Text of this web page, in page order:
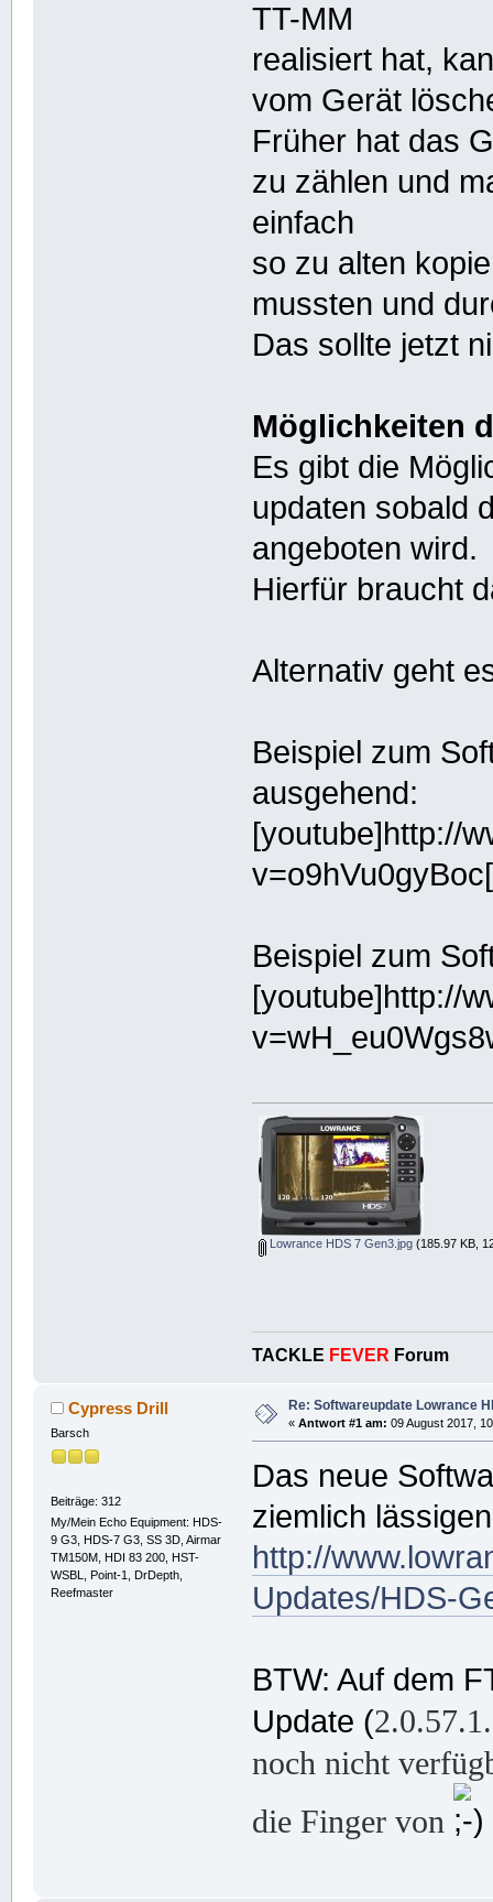
TT-MM
realisiert hat,
vom Gerät
Früher hat das
zu zählen und
einfach
so zu alten
mussten und
Das sollte jetzt
Möglichkeiten
Es gibt die
updaten sobald
angeboten wird.
Hierfür braucht
Alternativ geht
Beispiel zum
ausgehend:
[youtube]http://
Beispiel zum
[youtube]http://
Lowrance HDS 7 Gen3.jpg(185.97 KB,
TACKLE FEVER Forum
Cypress Drill
Barsch
Beiträge: 312
My/Mein Echo Equipment: HDS-
9 G3, HDS-7 G3, SS 3D, Airmar
TM150M, HDI 83 200, HST-
WSBL, Point-1, DrDepth,
Reefmaster
Re: Softwareupdate Lowrance
« Antwort #1 am: 09 August 2017,
Das neue
ziemlich
http://
Updates/HDS-
BTW: Auf dem
Update (
noch nicht
die Finger von